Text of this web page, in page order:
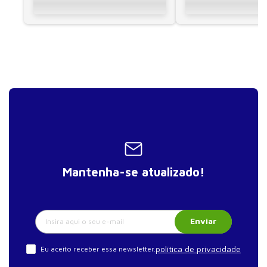
Mantenha-se atualizado!
Enviar
Eu aceito receber essa newsletter. política de privacidade